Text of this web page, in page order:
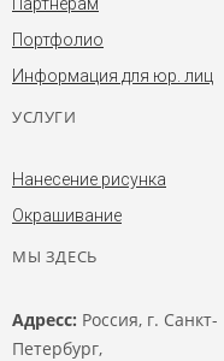
Портфолио
Информация для юр. лиц
УСЛУГИ
Нанесение рисунка
Окрашивание
МЫ ЗДЕСЬ
Адресс: Россия, г. Санкт-
Петербург,